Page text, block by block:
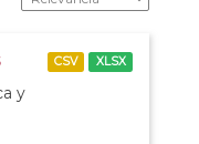
y
CSV XLSX